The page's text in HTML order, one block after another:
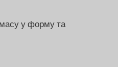
у форму та